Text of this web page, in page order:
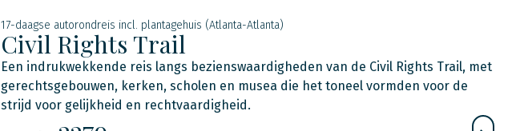
17-daagse autorondreis incl. plantagehuis (Atlanta-Atlanta)
Civil Rights Trail
Een indrukwekkende reis langs bezienswaardigheden van de Civil Rights Trail, met
gerechtsgebouwen, kerken, scholen en musea die het toneel vormden voor de
strijd voor gelijkheid en rechtvaardigheid.